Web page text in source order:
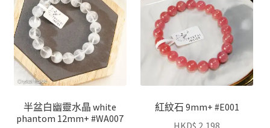
半盆白幽靈水晶 white
phantom 12mm+ #WA007
紅紋石 9mm+ #E001
HKD$ 2,198